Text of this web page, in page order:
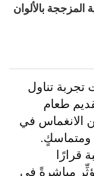
المزججة بالألوان
تناول
طعام
الانغماس في
ومتماسكٍ.
قرارًا
مباشرةً في